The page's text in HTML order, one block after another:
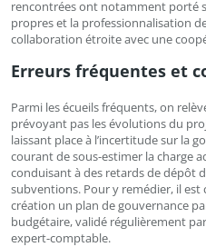
rencontrées ont notamment porté
propres et la professionnalisation
collaboration étroite avec une
Erreurs fréquentes et
Parmi les écueils fréquents, on
prévoyant pas les évolutions du
laissant place à l’incertitude sur la
courant de sous-estimer la charge
conduisant à des retards de dépôt
subventions. Pour y remédier, il est
création un plan de gouvernance
budgétaire, validé régulièrement
expert-comptable.